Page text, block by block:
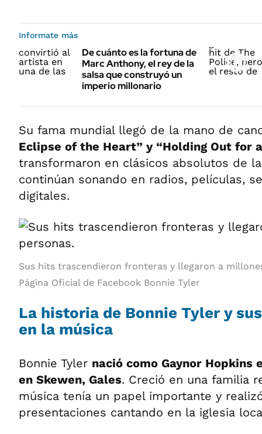
Informate más
De cuánto es la fortuna de
Marc Anthony, el rey de la
salsa que construyó un
imperio millonario
Su fama mundial llegó de la mano de
Eclipse of the Heart” y “Holding Out for
transformaron en clásicos absolutos de
continúan sonando en radios, películas,
digitales.
Sus hits trascendieron fronteras y llegaron a
Página Oficial de Facebook Bonnie Tyler
La historia de Bonnie Tyler y
en la música
Bonnie Tyler nació como Gaynor Hopkins
en Skewen, Gales. Creció en una familia
música tenía un papel importante y
presentaciones cantando en la iglesia